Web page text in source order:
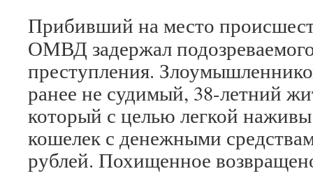
Прибивший на место
ОМВД задержал
преступления.
ранее не судимый, 38-летний
который с целью легкой
кошелек с денежными
рублей. Похищенное